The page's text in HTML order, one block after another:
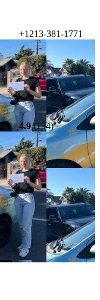
+1213-381-1771
4.9(154)